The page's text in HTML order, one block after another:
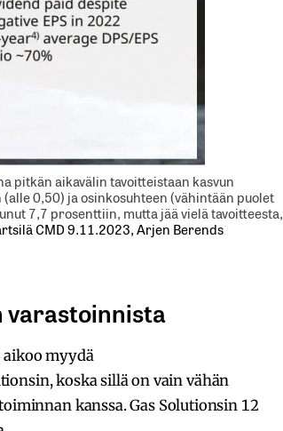
pitkän aikavälin tavoitteistaan kasvun
0,50) ja osinkosuhteen (vähintään puolet
7,7 prosenttiin, mutta jää vielä tavoitteesta,
CMD 9.11.2023, Arjen Berends
varastoinnista
aikoo myydä
koska sillä on vain vähän
kanssa. Gas Solutionsin 12